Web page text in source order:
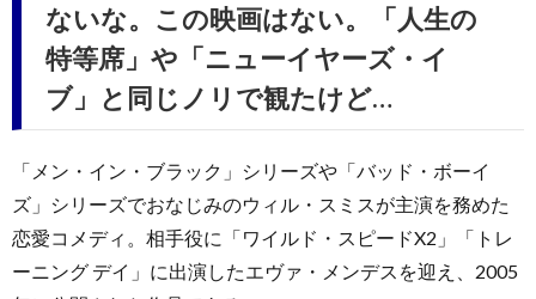
ないな。この映画はない。「人生の
特等席」や「ニューイヤーズ・イ
ブ」と同じノリで観たけど…
「メン・イン・ブラック」シリーズや「バッド・ボーイ
ズ」シリーズでおなじみのウィル・スミスが主演を務めた
恋愛コメディ。相手役に「ワイルド・スピードX2」「トレ
ーニング デイ」に出演したエヴァ・メンデスを迎え、2005